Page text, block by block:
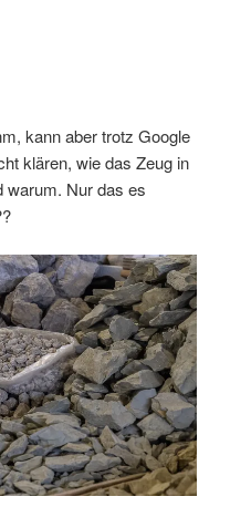
kann aber trotz Google
klären, wie das Zeug in
warum. Nur das es